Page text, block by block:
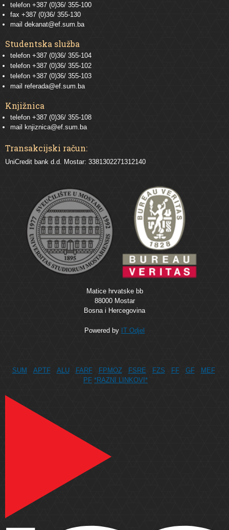
telefon +387 (0)36/ 355-100
fax +387 (0)36/ 355-130
mail dekanat@ef.sum.ba
Studentska služba
telefon +387 (0)36/ 355-104
telefon +387 (0)36/ 355-102
telefon +387 (0)36/ 355-103
mail referada@ef.sum.ba
Knjižnica
telefon +387 (0)36/ 355-108
mail
knjiznica@ef.sum.ba
Transakcijski račun:
UniCredit bank d.d. Mostar: 3381302271312140
Matice hrvatske bb
88000 Mostar
Bosna i Hercegovina
Powered by IT Odjel
SUM APTF ALU FARF FPMOZ FSRE FZS FF GF
MEF
PF *RAZNI LINKOVI*